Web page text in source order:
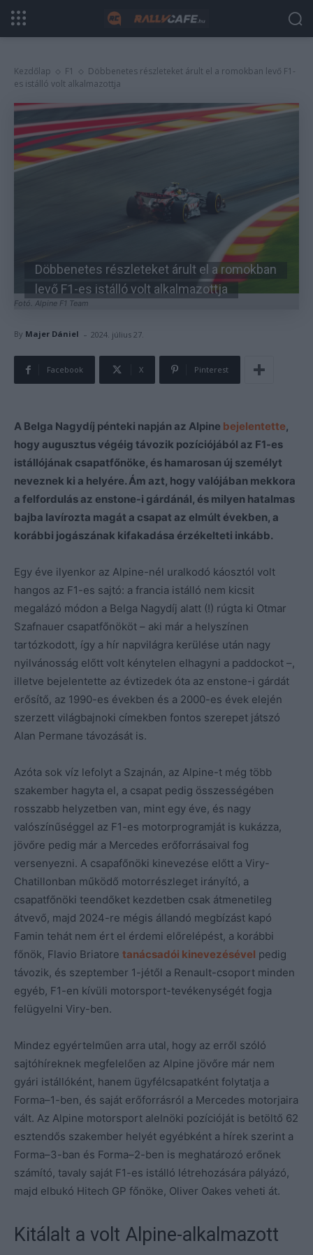
Kezdőlap F1
Döbbenetes részleteket árult el a romokban levő F1-
es istálló volt alkalmazottja
Fotó. Alpine F1 Team
Döbbenetes részleteket árult el a romokban
levő F1-es istálló volt alkalmazottja
By Majer Dániel - 2024. július 27.
Facebook X Pinterest
A Belga Nagydíj pénteki napján az Alpine bejelentette,
hogy augusztus végéig távozik pozíciójából az F1-es
istállójának csapatfőnöke, és hamarosan új személyt
neveznek ki a helyére. Ám azt, hogy valójában mekkora
a felfordulás az enstone-i gárdánál, és milyen hatalmas
bajba lavírozta magát a csapat az elmúlt években, a
korábbi jogászának kifakadása érzékelteti inkább.
Egy éve ilyenkor az Alpine-nél uralkodó káosztól volt
hangos az F1-es sajtó: a francia istálló nem kicsit
megalázó módon a Belga Nagydíj alatt (!) rúgta ki Otmar
Szafnauer csapatfőnököt – aki már a helyszínen
tartózkodott, így a hír napvilágra kerülése után nagy
nyilvánosság előtt volt kénytelen elhagyni a paddockot –,
illetve bejelentette az évtizedek óta az enstone-i gárdát
erősítő, az 1990-es években és a 2000-es évek elején
szerzett világbajnoki címekben fontos szerepet játszó
Alan Permane távozását is.
Azóta sok víz lefolyt a Szajnán, az Alpine-t még több
szakember hagyta el, a csapat pedig összességében
rosszabb helyzetben van, mint egy éve, és nagy
valószínűséggel az F1-es motorprogramját is kukázza,
jövőre pedig már a Mercedes erőforrásaival fog
versenyezni. A csapafőnöki kinevezése előtt a Viry-
Chatillonban működő motorrészleget irányító, a
csapatfőnöki teendőket kezdetben csak átmenetileg
átvevő, majd 2024-re mégis állandó megbízást kapó
Famin tehát nem ért el érdemi előrelépést, a korábbi
főnök, Flavio Briatore tanácsadói kinevezésével pedig
távozik, és szeptember 1-jétől a Renault-csoport minden
egyéb, F1-en kívüli motorsport-tevékenységét fogja
felügyelni Viry-ben.
Mindez egyértelműen arra utal, hogy az erről szóló
sajtóhíreknek megfelelően az Alpine jövőre már nem
gyári istállóként, hanem ügyfélcsapatként folytatja a
Forma–1-ben, és saját erőforrásról a Mercedes motorjaira
vált. Az Alpine motorsport alelnöki pozícióját is betöltő 62
esztendős szakember helyét egyébként a hírek szerint a
Forma–3-ban és Forma–2-ben is meghatározó erőnek
számító, tavaly saját F1-es istálló létrehozására pályázó,
majd elbukó Hitech GP főnöke, Oliver Oakes veheti át.
Kitálalt a volt Alpine-alkalmazott